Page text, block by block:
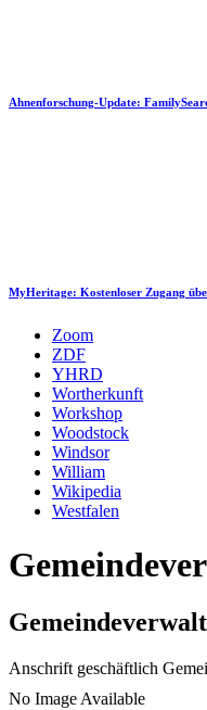
Ahnenforschung-Update:
MyHeritage: Kostenloser Zugang
Zoom
ZDF
YHRD
Wortherkunft
Workshop
Woodstock
Windsor
William
Wikipedia
Westfalen
Anschrift geschäftlich
No Image Available